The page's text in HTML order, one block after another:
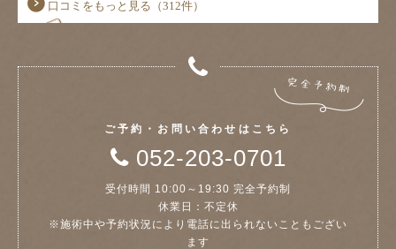
ご予約・お問い合わせはこちら
052-203-0701
受付時間 10:00～19:30 完全予約制
休業日：不定休
※施術中や予約状況により電話に出られないこともござい
ます